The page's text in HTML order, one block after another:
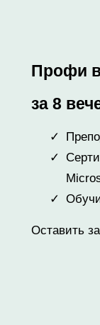
Профи в
за 8
Оставить